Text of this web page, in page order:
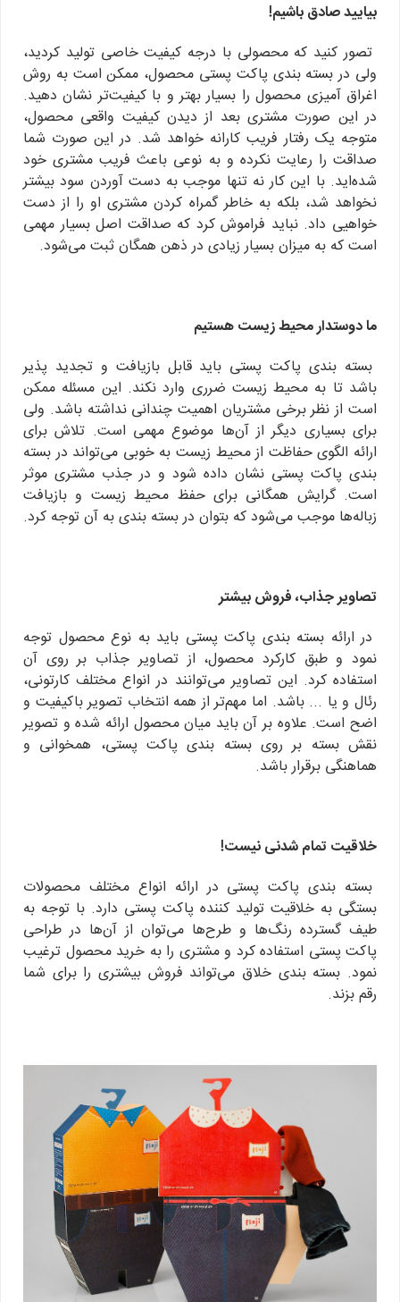
بیایید صادق باشیم!
تصور کنید که محصولی با درجه کیفیت خاصی تولید کردید،
ولی در بسته بندی پاکت پستی محصول، ممکن است به روش
اغراق آمیزی محصول را بسیار بهتر و با کیفیت‌تر نشان دهید.
در این صورت مشتری بعد از دیدن کیفیت واقعی محصول،
متوجه یک رفتار فریب کارانه خواهد شد. در این صورت شما
صداقت را رعایت نکرده و به نوعی باعث فریب مشتری خود
شده‌اید. با این کار نه تنها موجب به دست آوردن سود بیشتر
نخواهد شد، بلکه به خاطر گمراه کردن مشتری او را از دست
خواهیی داد. نباید فراموش کرد که صداقت اصل بسیار مهمی
است که به میزان بسیار زیادی در ذهن همگان ثبت می‌شود.
ما دوستدار محیط زیست هستیم
بسته بندی پاکت پستی باید قابل بازیافت و تجدید پذیر
باشد تا به محیط زیست ضرری وارد نکند. این مسئله ممکن
است از نظر برخی مشتریان اهمیت چندانی نداشته باشد. ولی
برای بسیاری دیگر از آن‌ها موضوع مهمی است. تلاش برای
ارائه الگوی حفاظت از محیط زیست به خوبی می‌تواند در بسته
بندی پاکت پستی نشان داده شود و در جذب مشتری موثر
است. گرایش همگانی برای حفظ محیط زیست و بازیافت
زباله‌ها موجب می‌شود که بتوان در بسته ‌بندی به آن توجه کرد.
تصاویر جذاب، فروش بیشتر
در ارائه بسته بندی پاکت پستی باید به نوع محصول توجه
نمود و طبق کارکرد محصول، از تصاویر جذاب بر روی آن
استفاده کرد. این تصاویر می‌توانند در انواع مختلف کارتونی،
رئال و یا ... باشد. اما مهم‌تر از همه انتخاب تصویر باکیفیت و
اضح است. علاوه بر آن باید میان محصول ارائه شده و تصویر
نقش بسته بر روی بسته بندی پاکت پستی، همخوانی و
هماهنگی برقرار باشد.
خلاقیت تمام شدنی نیست!
بسته بندی پاکت پستی در ارائه انواع مختلف محصولات
بستگی به خلاقیت تولید کننده پاکت پستی دارد. با توجه به
طیف گسترده رنگ‌ها و طرح‌ها می‌توان از آن‌ها در طراحی
پاکت پستی استفاده کرد و مشتری را به خرید محصول ترغیب
نمود. بسته بندی خلاق می‌تواند فروش بیشتری را برای شما
رقم بزند.